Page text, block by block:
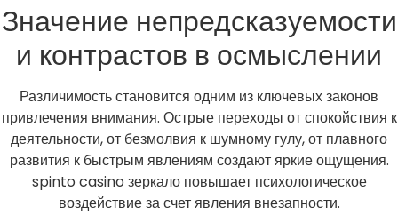
Значение непредсказуемости
и контрастов в осмыслении
Различимость становится одним из ключевых законов
привлечения внимания. Острые переходы от спокойствия к
деятельности, от безмолвия к шумному гулу, от плавного
развития к быстрым явлениям создают яркие ощущения.
spinto casino зеркало повышает психологическое
воздействие за счет явления внезапности.